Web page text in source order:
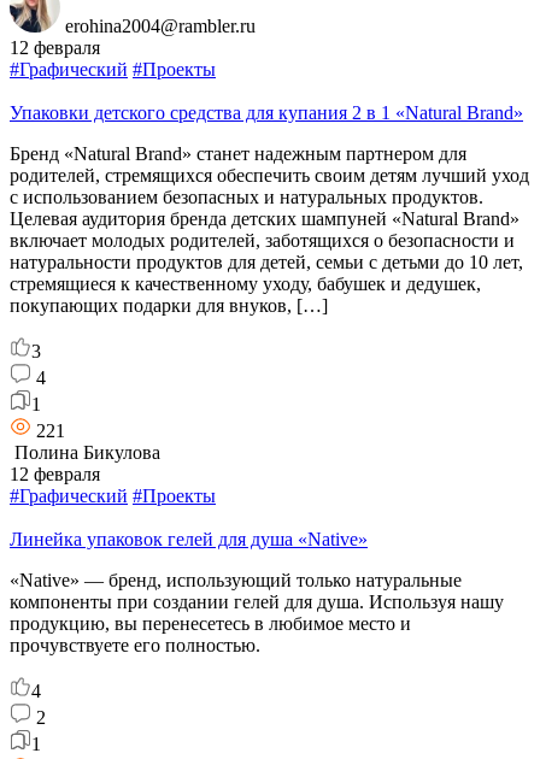
erohina2004@rambler.ru
12 февраля
#Графический #Проекты
Упаковки детского средства для купания 2 в 1 «Natural Brand»
Бренд «Natural Brand» станет надежным партнером для
родителей, стремящихся обеспечить своим детям лучший уход
с использованием безопасных и натуральных продуктов.
Целевая аудитория бренда детских шампуней «Natural Brand»
включает молодых родителей, заботящихся о безопасности и
натуральности продуктов для детей, семьи с детьми до 10 лет,
стремящиеся к качественному уходу, бабушек и дедушек,
покупающих подарки для внуков, […]
3
4
1
221
Полина Бикулова
12 февраля
#Графический #Проекты
Линейка упаковок гелей для душа «Native»
«Native» — бренд, использующий только натуральные
компоненты при создании гелей для душа. Используя нашу
продукцию, вы перенесетесь в любимое место и
прочувствуете его полностью.
4
2
1